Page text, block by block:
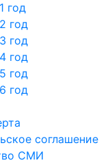
год
год
год
год
год
год
соглашение
СМИ